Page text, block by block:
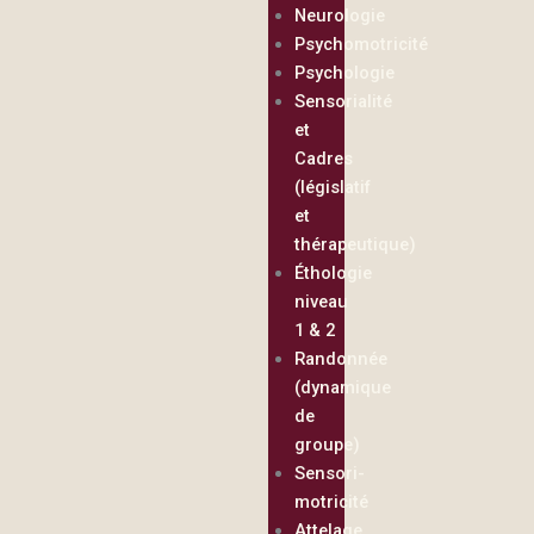
Neurologie
Psychomotricité
Psychologie
Sensorialité
et
Cadres
(législatif
et
thérapeutique)
Éthologie
niveau
1 & 2
Randonnée
(dynamique
de
groupe)
Sensori-
motricité